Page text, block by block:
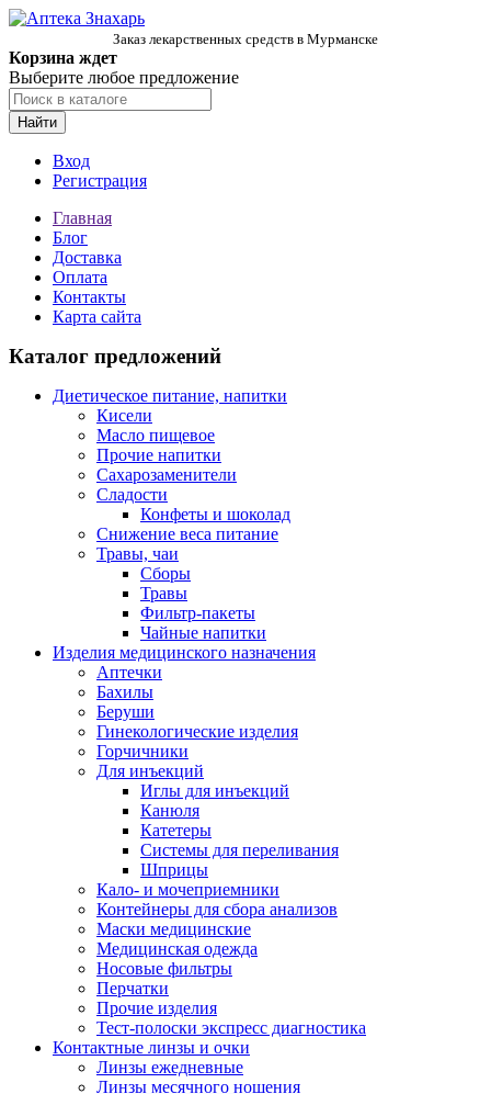
Заказ лекарственных средств в Мурманске
Корзина ждет
Выберите любое предложение
Найти
Вход
Регистрация
Главная
Блог
Доставка
Оплата
Контакты
Карта сайта
Каталог предложений
Диетическое питание, напитки
Кисели
Масло пищевое
Прочие напитки
Сахарозаменители
Сладости
Конфеты и шоколад
Снижение веса питание
Травы, чаи
Сборы
Травы
Фильтр-пакеты
Чайные напитки
Изделия медицинского назначения
Аптечки
Бахилы
Беруши
Гинекологические изделия
Горчичники
Для инъекций
Иглы для инъекций
Канюля
Катетеры
Системы для переливания
Шприцы
Кало- и мочеприемники
Контейнеры для сбора анализов
Маски медицинские
Медицинская одежда
Носовые фильтры
Перчатки
Прочие изделия
Тест-полоски экспресс диагностика
Контактные линзы и очки
Линзы ежедневные
Линзы месячного ношения